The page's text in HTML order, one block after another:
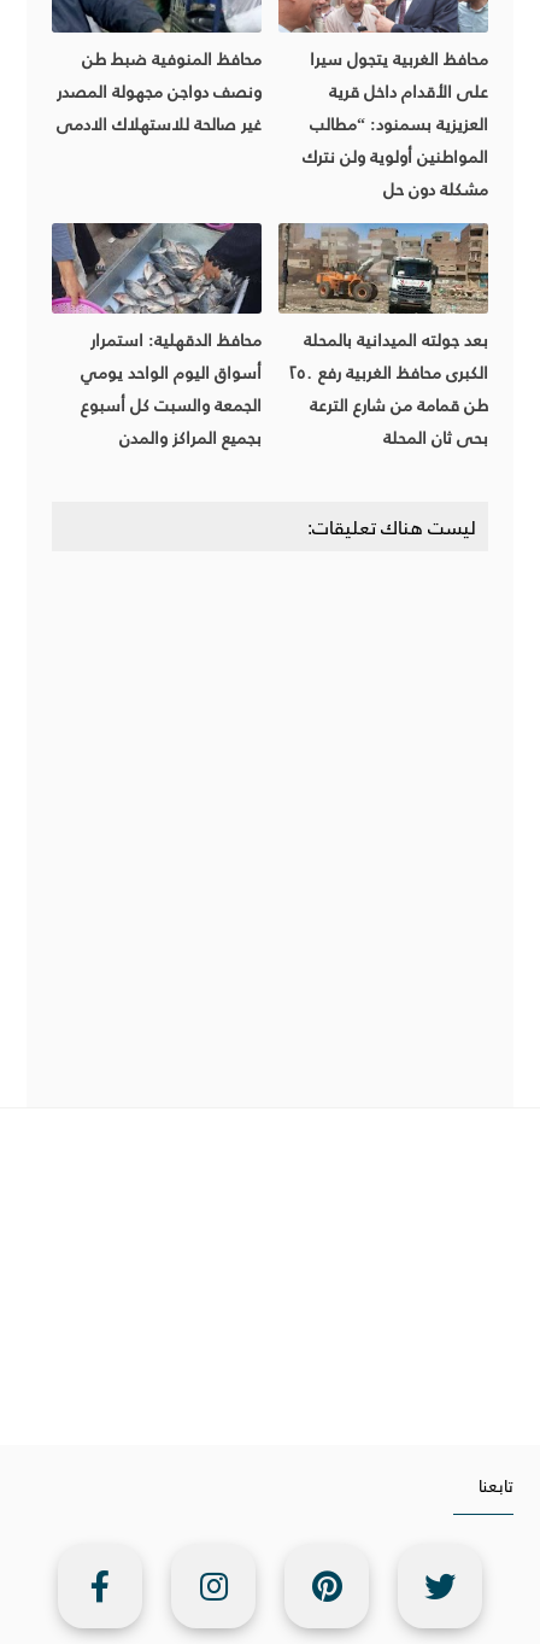
محافظ المنوفية ضبط طن
ونصف دواجن مجهولة المصدر
غير صالحة للاستهلاك الادمى
محافظ الغربية يتجول سيرا
على الأقدام داخل قرية
العزيزية بسمنود: “مطالب
المواطنين أولوية ولن نترك
مشكلة دون حل
محافظ الدقهلية: استمرار
أسواق اليوم الواحد يومي
الجمعة والسبت كل أسبوع
بجميع المراكز والمدن
بعد جولته الميدانية بالمحلة
الكبرى محافظ الغربية رفع ٢٥٠
طن قمامة من شارع الترعة
بحى ثان المحلة
ليست هناك تعليقات:
تابعنا